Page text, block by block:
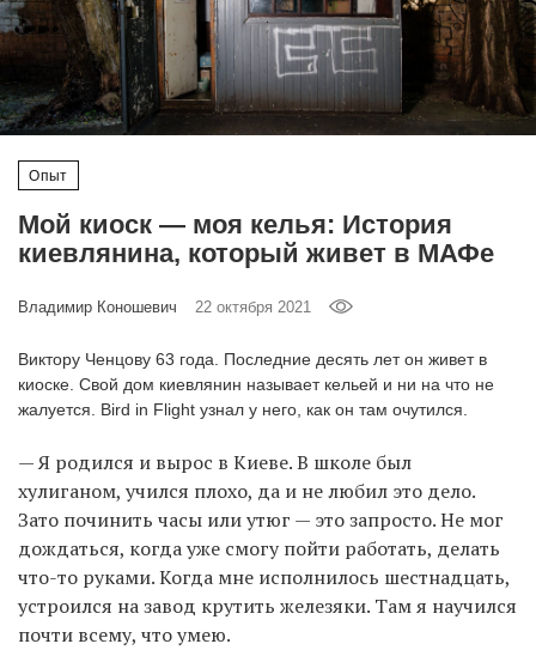
EN
UA
Опыт
Мой киоск — моя келья: История
киевлянина, который живет в МАФе
Владимир Коношевич 22 октября 2021
Виктору Ченцову 63 года. Последние десять лет он живет в
киоске. Свой дом киевлянин называет кельей и ни на что не
жалуется. Bird in Flight узнал у него, как он там очутился.
— Я родился и вырос в Киеве. В школе был
хулиганом, учился плохо, да и не любил это дело.
Зато починить часы или утюг — это запросто. Не мог
дождаться, когда уже смогу пойти работать, делать
что-то руками. Когда мне исполнилось шестнадцать,
устроился на завод крутить железяки. Там я научился
почти всему, что умею.